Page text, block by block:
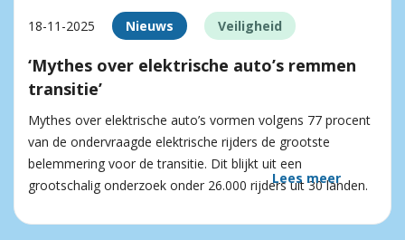
18-11-2025 Nieuws Veiligheid
‘Mythes over elektrische auto’s remmen
transitie’
Mythes over elektrische auto’s vormen volgens 77 procent
van de ondervraagde elektrische rijders de grootste
belemmering voor de transitie. Dit blijkt uit een
grootschalig onderzoek onder 26.000 rijders uit 30 landen.
Lees meer